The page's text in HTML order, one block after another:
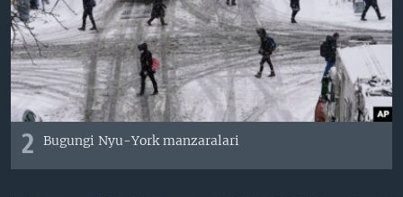
2 Bugungi Nyu-York manzaralari